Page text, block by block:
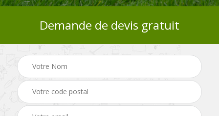
Demande de devis gratuit